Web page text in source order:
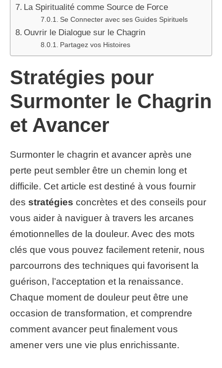
La Spiritualité comme Source de Force
Se Connecter avec ses Guides Spirituels
Ouvrir le Dialogue sur le Chagrin
Partagez vos Histoires
Stratégies pour
Surmonter le Chagrin
et Avancer
Surmonter le chagrin et avancer après une
perte peut sembler être un chemin long et
difficile. Cet article est destiné à vous fournir
des stratégies concrètes et des conseils pour
vous aider à naviguer à travers les arcanes
émotionnelles de la douleur. Avec des mots
clés que vous pouvez facilement retenir, nous
parcourrons des techniques qui favorisent la
guérison, l’acceptation et la renaissance.
Chaque moment de douleur peut être une
occasion de transformation, et comprendre
comment avancer peut finalement vous
amener vers une vie plus enrichissante.